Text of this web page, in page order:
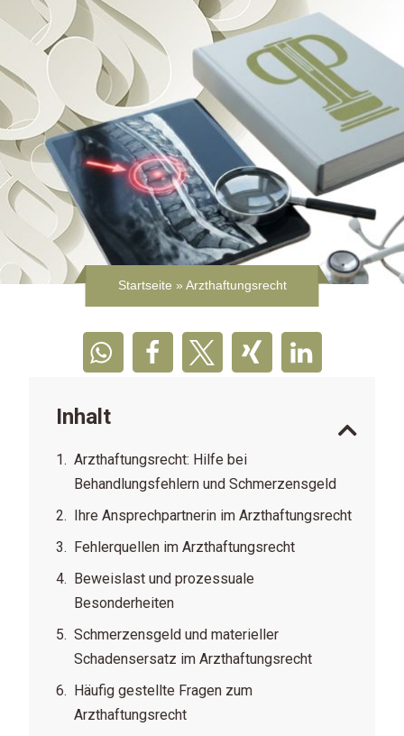
Startseite » Arzthaftungsrecht
Inhalt
Arzthaftungsrecht: Hilfe bei
Behandlungsfehlern und Schmerzensgeld
Ihre Ansprechpartnerin im Arzthaftungsrecht
Fehlerquellen im Arzthaftungsrecht
Beweislast und prozessuale
Besonderheiten
Schmerzensgeld und materieller
Schadensersatz im Arzthaftungsrecht
Häufig gestellte Fragen zum
Arzthaftungsrecht